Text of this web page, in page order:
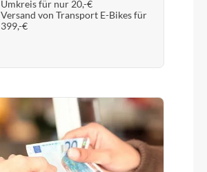
Umkreis für nur 20,-€
Versand von Transport E-Bikes für
399,-€